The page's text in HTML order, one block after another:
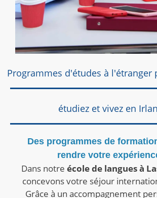
Programmes d'études à l'étranger
étudiez et vivez en
Des programmes de
rendre votre
Dans notre école de langues à
concevons votre séjour
Grâce à un accompagnement